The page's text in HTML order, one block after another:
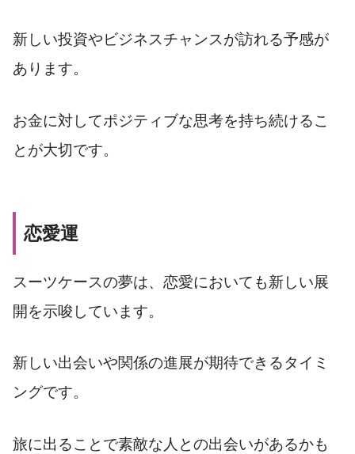
新しい投資やビジネスチャンスが訪れる予感が
あります。
お金に対してポジティブな思考を持ち続けるこ
とが大切です。
恋愛運
スーツケースの夢は、恋愛においても新しい展
開を示唆しています。
新しい出会いや関係の進展が期待できるタイミ
ングです。
旅に出ることで素敵な人との出会いがあるかも